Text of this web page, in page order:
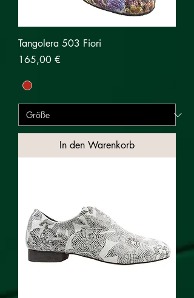
Tangolera 503 Fiori
Preis
165,00 €
In den Warenkorb